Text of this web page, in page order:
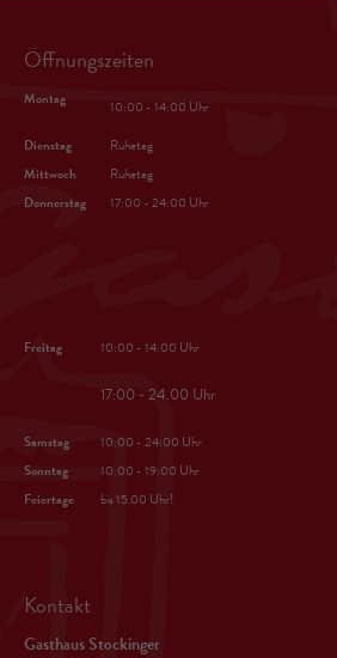
Öffnungszeiten
Montag
10:00 - 14:00 Uhr
Dienstag
Ruhetag
Mittwoch
Ruhetag
Donnerstag
17:00 - 24:00 Uhr
Freitag 10:00 - 14:00 Uhr
17:00 - 24.00 Uhr
Samstag
10:00 - 24:00 Uhr
Sonntag
10:00 - 19:00 Uhr
Feiertage
bis 15.00 Uhr!
Kontakt
Gasthaus Stockinger